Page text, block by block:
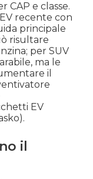
CAP e classe.
recente con
principale
risultare
per SUV
ma le
il
EV
il